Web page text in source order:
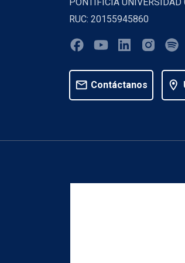
PONTIFICIA UNIVERSIDAD
RUC: 20155945860
mail Contáctanos location_on